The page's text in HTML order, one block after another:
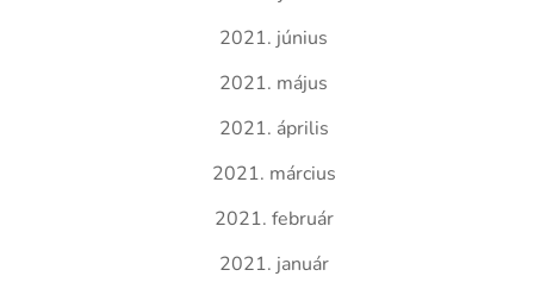
2021. június
2021. május
2021. április
2021. március
2021. február
2021. január